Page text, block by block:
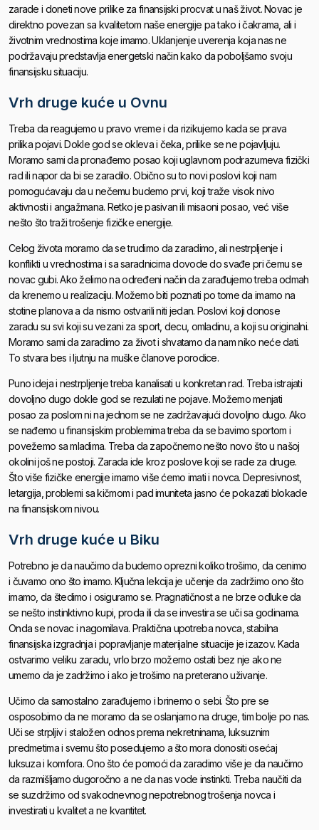
zarade i doneti nove prilike za finansijski procvat u naš život. Novac je
direktno povezan sa kvalitetom naše energije pa tako i čakrama, ali i
životnim vrednostima koje imamo. Uklanjenje uverenja koja nas ne
podržavaju predstavlja energetski način kako da poboljšamo svoju
finansijsku situaciju.
Vrh druge kuće u Ovnu
Treba da reagujemo u pravo vreme i da rizikujemo kada se prava
prilika pojavi. Dokle god se okleva i čeka, prilike se ne pojavljuju.
Moramo sami da pronađemo posao koji uglavnom podrazumeva fizički
rad ili napor da bi se zaradilo. Obično su to novi poslovi koji nam
pomogućavaju da u nečemu budemo prvi, koji traže visok nivo
aktivnosti i angažmana. Retko je pasivan ili misaoni posao, već više
nešto što traži trošenje fizičke energije.
Celog života moramo da se trudimo da zaradimo, ali nestrpljenje i
konflikti u vrednostima i sa saradnicima dovode do svađe pri čemu se
novac gubi. Ako želimo na određeni način da zarađujemo treba odmah
da krenemo u realizaciju. Možemo biti poznati po tome da imamo na
stotine planova a da nismo ostvarili niti jedan. Poslovi koji donose
zaradu su svi koji su vezani za sport, decu, omladinu, a koji su originalni.
Moramo sami da zaradimo za život i shvatamo da nam niko neće dati.
To stvara bes i ljutnju na muške članove porodice.
Puno ideja i nestrpljenje treba kanalisati u konkretan rad. Treba istrajati
dovoljno dugo dokle god se rezulati ne pojave. Možemo menjati
posao za poslom ni na jednom se ne zadržavajući dovoljno dugo. Ako
se nađemo u finansijskim problemima treba da se bavimo sportom i
povežemo sa mladima. Treba da započnemo nešto novo što u našoj
okolini još ne postoji. Zarada ide kroz poslove koji se rade za druge.
Što više fizičke energije imamo više ćemo imati i novca. Depresivnost,
letargija, problemi sa kičmom i pad imuniteta jasno će pokazati blokade
na finansijskom nivou.
Vrh druge kuće u Biku
Potrebno je da naučimo da budemo oprezni koliko trošimo, da cenimo
i čuvamo ono što imamo. Ključna lekcija je učenje da zadržimo ono što
imamo, da štedimo i osiguramo se. Pragnatičnost a ne brze odluke da
se nešto instinktivno kupi, proda ili da se investira se uči sa godinama.
Onda se novac i nagomilava. Praktična upotreba novca, stabilna
finansijska izgradnja i popravljanje materijalne situacije je izazov. Kada
ostvarimo veliku zaradu, vrlo brzo možemo ostati bez nje ako ne
umemo da je zadržimo i ako je trošimo na preterano uživanje.
Učimo da samostalno zarađujemo i brinemo o sebi. Što pre se
osposobimo da ne moramo da se oslanjamo na druge, tim bolje po nas.
Uči se strpljiv i staložen odnos prema nekretninama, luksuznim
predmetima i svemu što posedujemo a što mora donositi osećaj
luksuza i komfora. Ono što će pomoći da zaradimo više je da naučimo
da razmišljamo dugoročno a ne da nas vode instinkti. Treba naučiti da
se suzdržimo od svakodnevnog nepotrebnog trošenja novca i
investirati u kvalitet a ne kvantitet.